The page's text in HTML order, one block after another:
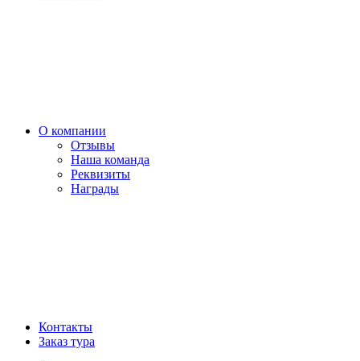
О компании
Отзывы
Наша команда
Реквизиты
Награды
Контакты
Заказ тура